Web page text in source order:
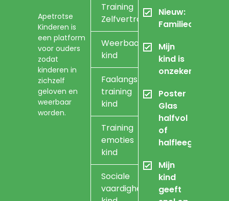
Apetrotse
Kinderen is
een platform
voor ouders
zodat
kinderen in
zichzelf
geloven en
weerbaar
worden.
Training
Zelfvertrouwen
Weerbaarheidstraining
kind
Faalangst
training
kind
Training
emoties
kind
Sociale
vaardigheidstraining
Nieuw:
Mijn
kind is
onzeker
Poster
Glas
halfvol
of
halfleeg
Mijn
kind
geeft